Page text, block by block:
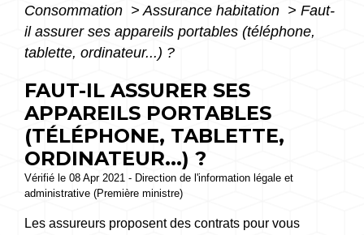
Consommation > Assurance habitation > Faut-
il assurer ses appareils portables (téléphone,
tablette, ordinateur...) ?
FAUT-IL ASSURER SES
APPAREILS PORTABLES
(TÉLÉPHONE, TABLETTE,
ORDINATEUR...) ?
Vérifié le 08 Apr 2021 - Direction de l'information légale et
administrative (Première ministre)
Les assureurs proposent des contrats pour vous